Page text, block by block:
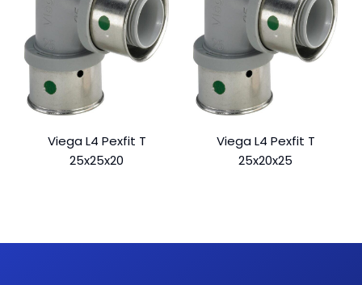
Viega L4 Pexfit T
25x25x20
Viega L4 Pexfit T
25x20x25